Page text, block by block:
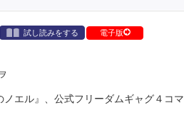
試し読みをする 電子版
ノエル』、公式フリーダムギャグ４コ